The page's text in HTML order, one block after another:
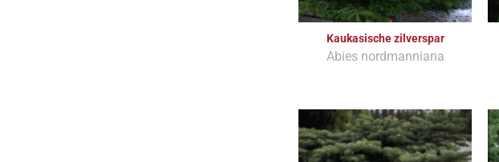
Kaukasische zilverspar
Abies nordmanniana